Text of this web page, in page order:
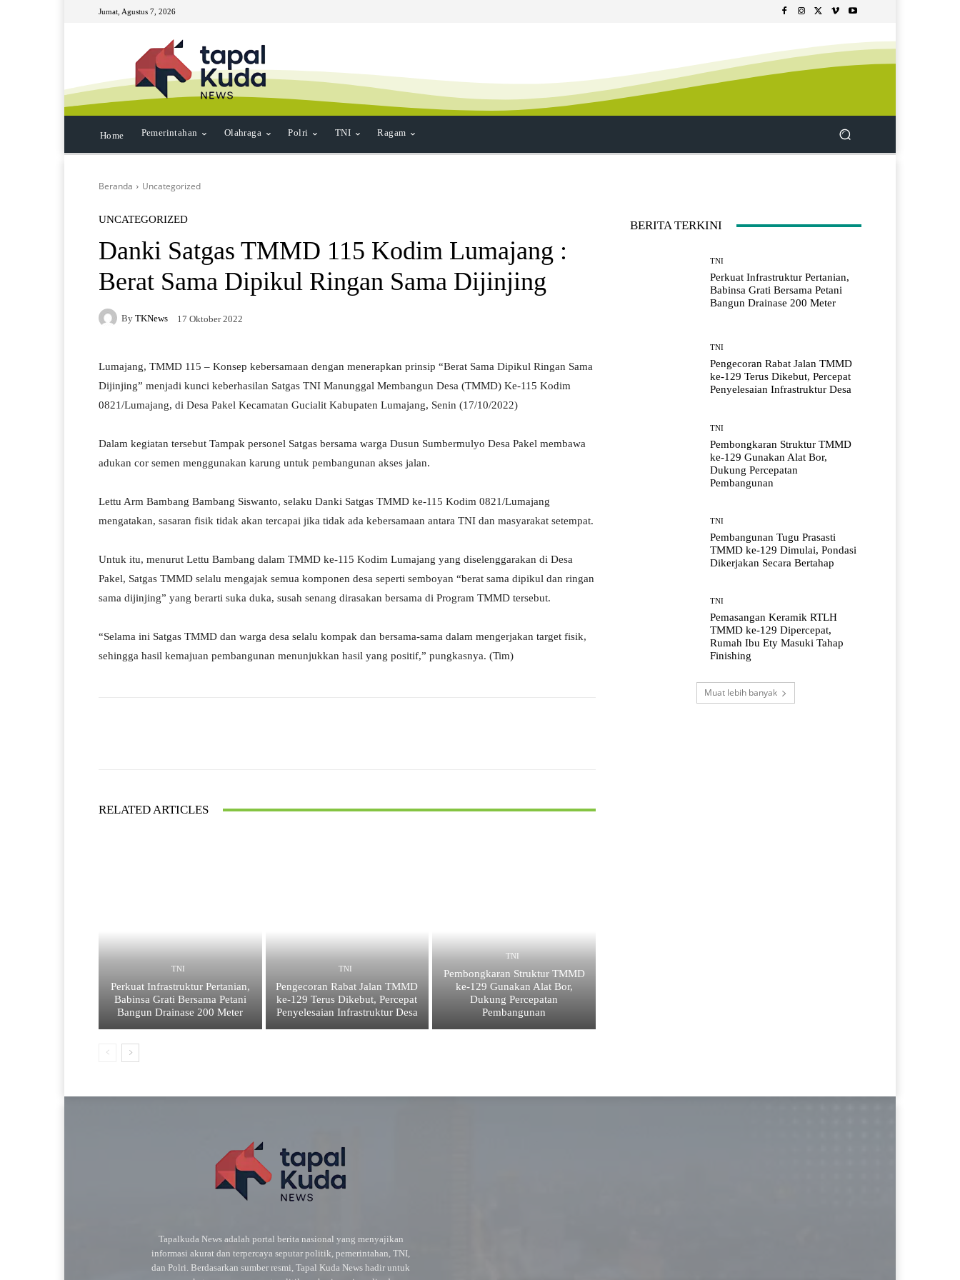
Jumat, Agustus 7, 2026
Home Pemerintahan Olahraga Polri TNI Ragam
Beranda Uncategorized
UNCATEGORIZED
Danki Satgas TMMD 115 Kodim Lumajang :
Berat Sama Dipikul Ringan Sama Dijinjing
By TKNews 17 Oktober 2022
Lumajang, TMMD 115 – Konsep kebersamaan dengan menerapkan prinsip “Berat Sama Dipikul Ringan Sama
Dijinjing” menjadi kunci keberhasilan Satgas TNI Manunggal Membangun Desa (TMMD) Ke-115 Kodim
0821/Lumajang, di Desa Pakel Kecamatan Gucialit Kabupaten Lumajang, Senin (17/10/2022)
Dalam kegiatan tersebut Tampak personel Satgas bersama warga Dusun Sumbermulyo Desa Pakel membawa
adukan cor semen menggunakan karung untuk pembangunan akses jalan.
Lettu Arm Bambang Bambang Siswanto, selaku Danki Satgas TMMD ke-115 Kodim 0821/Lumajang
mengatakan, sasaran fisik tidak akan tercapai jika tidak ada kebersamaan antara TNI dan masyarakat setempat.
Untuk itu, menurut Lettu Bambang dalam TMMD ke-115 Kodim Lumajang yang diselenggarakan di Desa
Pakel, Satgas TMMD selalu mengajak semua komponen desa seperti semboyan “berat sama dipikul dan ringan
sama dijinjing” yang berarti suka duka, susah senang dirasakan bersama di Program TMMD tersebut.
“Selama ini Satgas TMMD dan warga desa selalu kompak dan bersama-sama dalam mengerjakan target fisik,
sehingga hasil kemajuan pembangunan menunjukkan hasil yang positif,” pungkasnya. (Tim)
RELATED ARTICLES
TNI
Perkuat Infrastruktur Pertanian,
Babinsa Grati Bersama Petani
Bangun Drainase 200 Meter
TNI
Pengecoran Rabat Jalan TMMD
ke-129 Terus Dikebut, Percepat
Penyelesaian Infrastruktur Desa
TNI
Pembongkaran Struktur TMMD
ke-129 Gunakan Alat Bor,
Dukung Percepatan
Pembangunan
BERITA TERKINI
TNI
Perkuat Infrastruktur Pertanian,
Babinsa Grati Bersama Petani
Bangun Drainase 200 Meter
TNI
Pengecoran Rabat Jalan TMMD
ke-129 Terus Dikebut, Percepat
Penyelesaian Infrastruktur Desa
TNI
Pembongkaran Struktur TMMD
ke-129 Gunakan Alat Bor,
Dukung Percepatan
Pembangunan
TNI
Pembangunan Tugu Prasasti
TMMD ke-129 Dimulai, Pondasi
Dikerjakan Secara Bertahap
TNI
Pemasangan Keramik RTLH
TMMD ke-129 Dipercepat,
Rumah Ibu Ety Masuki Tahap
Finishing
Muat lebih banyak
Tapalkuda News adalah portal berita nasional yang menyajikan
informasi akurat dan terpercaya seputar politik, pemerintahan, TNI,
dan Polri. Berdasarkan sumber resmi, Tapal Kuda News hadir untuk